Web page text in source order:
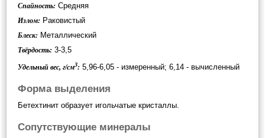
Спайность: Средняя
Излом: Раковистый
Блеск: Металлический
Твёрдость: 3-3,5
Удельный вес, г/см3: 5,96-6,05 - измеренный; 6,14 - вычисленный
Форма выделения
Бетехтинит образует игольчатые кристаллы.
Сопутствующие минералы